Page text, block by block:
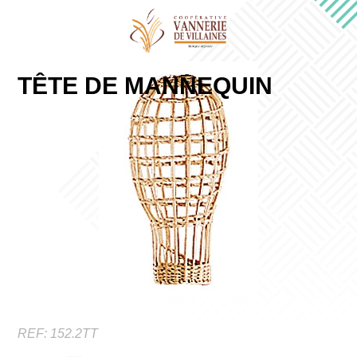
TÊTE DE MANNEQUIN
REF: 152.2TT